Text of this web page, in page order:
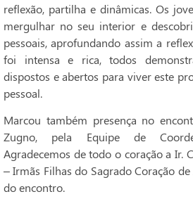
reflexão, partilha e dinâmicas. Os
mergulhar no seu interior e
pessoais, aprofundando assim a
foi intensa e rica, todos
dispostos e abertos para viver este
pessoal.
Marcou também presença no
Zugno, pela Equipe de
Agradecemos de todo o coração a Ir.
– Irmãs Filhas do Sagrado Coração
do encontro.